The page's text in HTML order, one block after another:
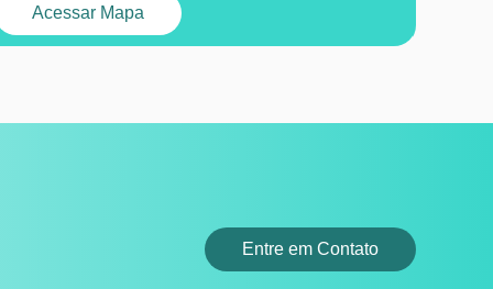
Acessar Mapa
Entre em Contato